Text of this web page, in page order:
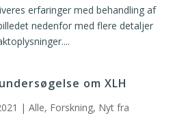
erfaringer med behandling af
nedenfor med flere detaljer
om XLH
| Alle, Forskning, Nyt fra